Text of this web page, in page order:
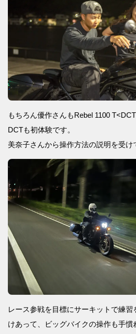
もちろん優作さんもRebel 1100
DCTも初体験です。
美奈子さんから操作方法の説明を受け
レース参戦を目標にサーキットで練
けあって、ビッグバイクの操作も手慣